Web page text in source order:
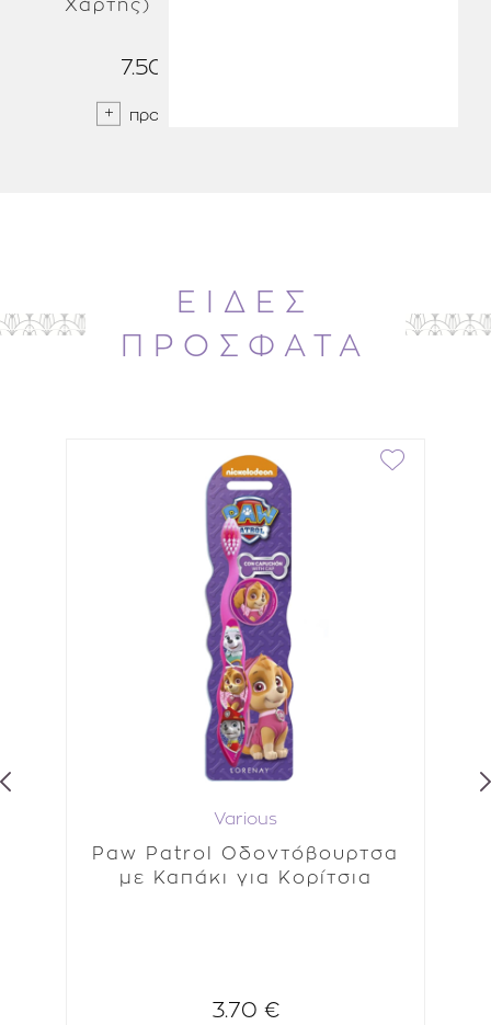
Χάρτης) TRAVEL
7.50 €
προσθήκη
ΕΙΔΕΣ
ΠΡΟΣΦΑΤΑ
Various
Paw Patrol Οδοντόβουρτσα
με Καπάκι για Κορίτσια
3.70 €